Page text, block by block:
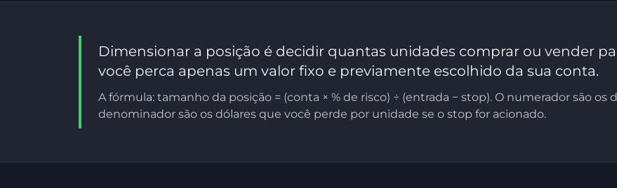
Dimensionar a posição é decidir quantas unidades comprar ou vender
você perca apenas um valor fixo e previamente escolhido da sua conta.
A fórmula: tamanho da posição = (conta × % de risco) ÷ (entrada − stop). O numerador são
denominador são os dólares que você perde por unidade se o stop for acionado.